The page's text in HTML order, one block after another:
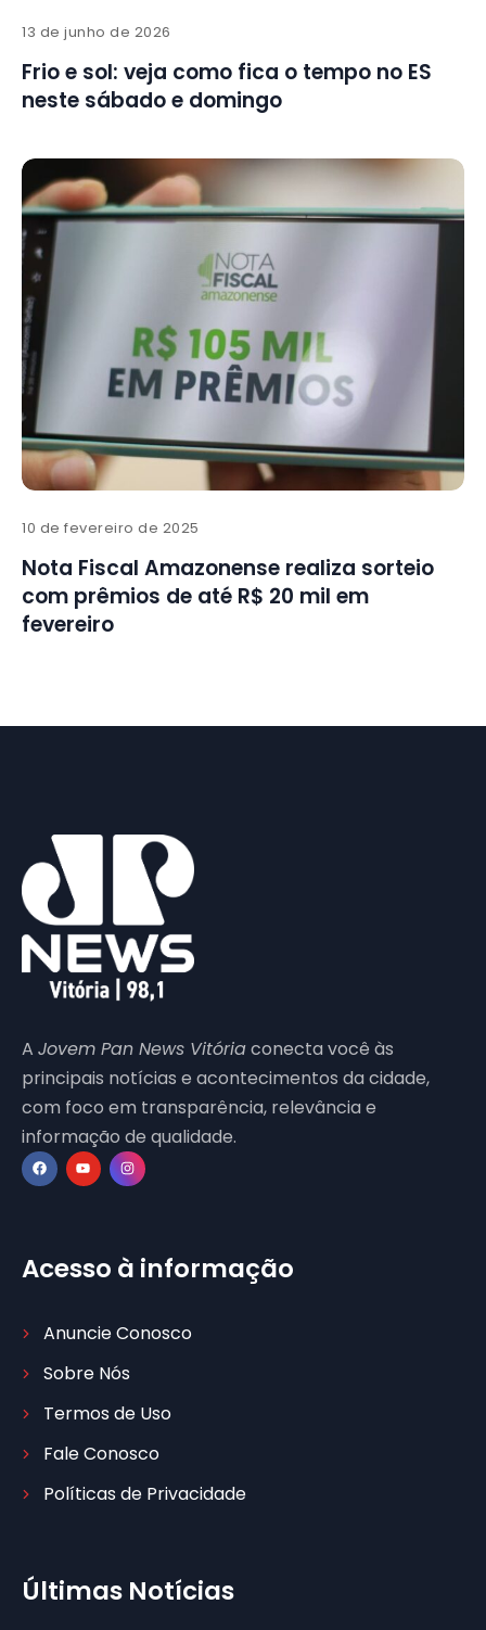
13 de junho de 2026
Frio e sol: veja como fica o tempo no ES
neste sábado e domingo
10 de fevereiro de 2025
Nota Fiscal Amazonense realiza sorteio
com prêmios de até R$ 20 mil em
fevereiro
A Jovem Pan News Vitóriaconecta você às
principais notícias e acontecimentos da cidade,
com foco em transparência, relevância e
informação de qualidade.
Acesso à informação
Anuncie Conosco
Sobre Nós
Termos de Uso
Fale Conosco
Políticas de Privacidade
Últimas Notícias